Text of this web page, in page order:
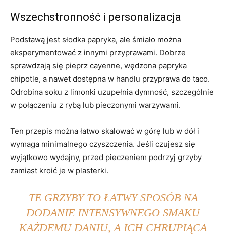
Wszechstronność i personalizacja
Podstawą jest słodka papryka, ale śmiało można
eksperymentować z innymi przyprawami. Dobrze
sprawdzają się pieprz cayenne, wędzona papryka
chipotle, a nawet dostępna w handlu przyprawa do taco.
Odrobina soku z limonki uzupełnia dymność, szczególnie
w połączeniu z rybą lub pieczonymi warzywami.
Ten przepis można łatwo skalować w górę lub w dół i
wymaga minimalnego czyszczenia. Jeśli czujesz się
wyjątkowo wydajny, przed pieczeniem podrzyj grzyby
zamiast kroić je w plasterki.
TE GRZYBY TO ŁATWY SPOSÓB NA
DODANIE INTENSYWNEGO SMAKU
KAŻDEMU DANIU, A ICH CHRUPIĄCA